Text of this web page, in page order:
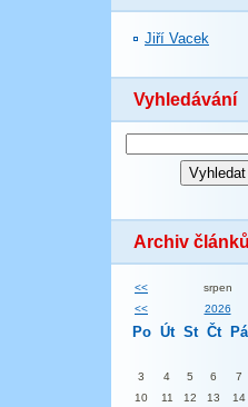
Jiří Vacek
Vyhledávání
Archiv článků
<< srpen
<<
2026
Po Út St Čt Pá
3
4 5 6 7
10
11 12 13 14